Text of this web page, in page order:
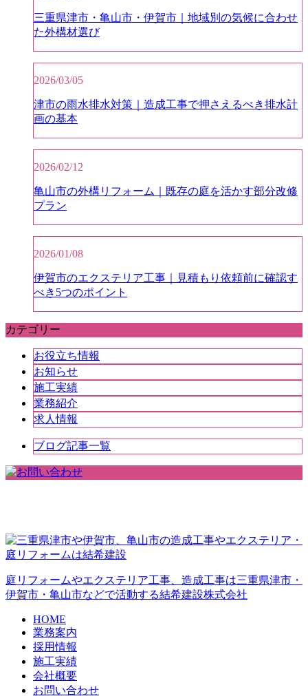
三重県津市・亀山市・伊賀市｜地域別の気候に合わせ
た外構材選び
2026/03/05
津市の雨水排水対策｜造成工事で押さえるべき排水計
画の基本
2026/02/12
亀山市の外構リフォーム｜既存の庭を活かす部分改修
プラン
2026/01/08
伊賀市のエクステリア工事｜見積もり依頼前に確認す
べき5つのポイント
カテゴリー
お役立ち情報
お知らせ
施工実績
業務紹介
求人情報
ブログ記事一覧
庭リフォームやエクステリア工事、造成工事は三重県津市・
伊賀市・亀山市などで活動する結希建設株式会社
HOME
業務案内
採用情報
施工実績
会社概要
お問い合わせ